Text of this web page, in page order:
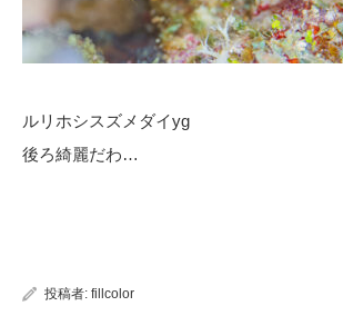
ルリホシスズメダイyg
後ろ綺麗だわ…
投稿者: fillcolor